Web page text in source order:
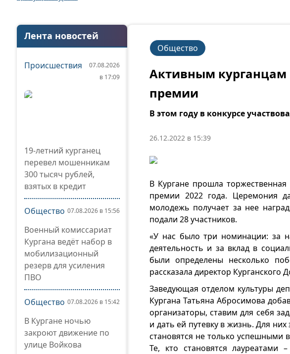
Лента новостей
Происшествия
07.08.2026
в 17:09
19-летний курганец
перевел мошенникам
300 тысяч рублей,
взятых в кредит
Общество 07.08.2026 в 15:56
Военный комиссариат
Кургана ведёт набор в
мобилизационный
резерв для усиления
ПВО
Общество 07.08.2026 в 15:42
В Кургане ночью
закроют движение по
улице Войкова
Общество
Активным
премии
В этом году в конкурсе
26.12.2022 в 15:39
В Кургане прошла
премии 2022 года. Церемония
молодежь получает за нее
подали 28 участников.
«У нас было три номинации: за
деятельность и за вклад в
были определены несколько
рассказала директор
Заведующая отделом культуры
Кургана Татьяна Абросимова
организаторы, ставим для себя
и дать ей путевку в жизнь. Для
становятся не только успешными
Те, кто становятся